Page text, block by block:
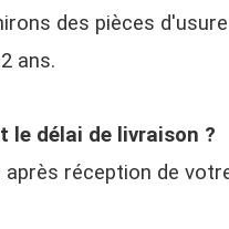
des pièces
ans.
le délai de livraison ?
après réception de